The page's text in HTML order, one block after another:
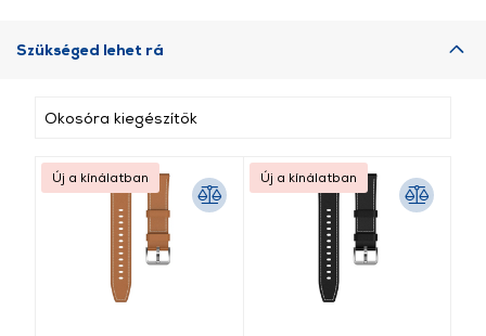
Szükséged lehet rá
Okosóra kiegészítők
Új a kínálatban Új a kínálatban